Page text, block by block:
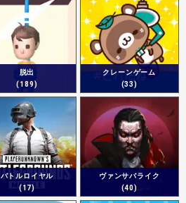
脱出
(189)
クレーンゲーム
(33)
バトルロイヤル
(17)
ヴァンサバライク
(40)